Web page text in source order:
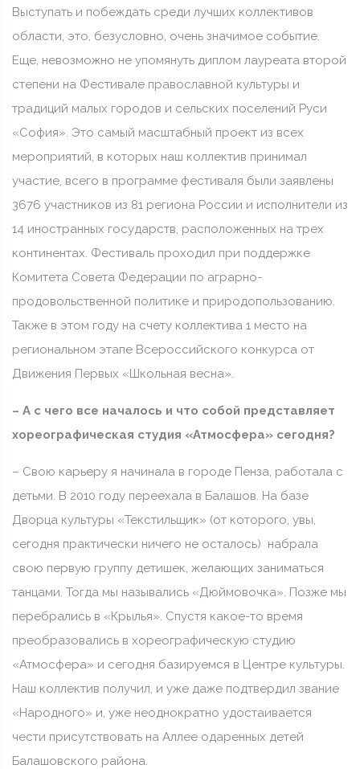
Выступать и побеждать среди лучших коллективов
области, это, безусловно, очень значимое событие.
Еще, невозможно не упомянуть диплом лауреата второй
степени на Фестивале православной культуры и
традиций малых городов и сельских поселений Руси
«София». Это самый масштабный проект из всех
мероприятий, в которых наш коллектив принимал
участие, всего в программе фестиваля были заявлены
3676 участников из 81 региона России и исполнители из
14 иностранных государств, расположенных на трех
континентах. Фестиваль проходил при поддержке
Комитета Совета Федерации по аграрно-
продовольственной политике и природопользованию.
Также в этом году на счету коллектива 1 место на
региональном этапе Всероссийского конкурса от
Движения Первых «Школьная весна».
– А с чего все началось и что собой представляет
хореографическая студия «Атмосфера» сегодня?
– Свою карьеру я начинала в городе Пенза, работала с
детьми. В 2010 году переехала в Балашов. На базе
Дворца культуры «Текстильщик» (от которого, увы,
сегодня практически ничего не осталось) набрала
свою первую группу детишек, желающих заниматься
танцами. Тогда мы назывались «Дюймовочка». Позже мы
перебрались в «Крылья». Спустя какое-то время
преобразовались в хореографическую студию
«Атмосфера» и сегодня базируемся в Центре культуры.
Наш коллектив получил, и уже даже подтвердил звание
«Народного» и, уже неоднократно удостаивается
чести присутствовать на Аллее одаренных детей
Балашовского района.